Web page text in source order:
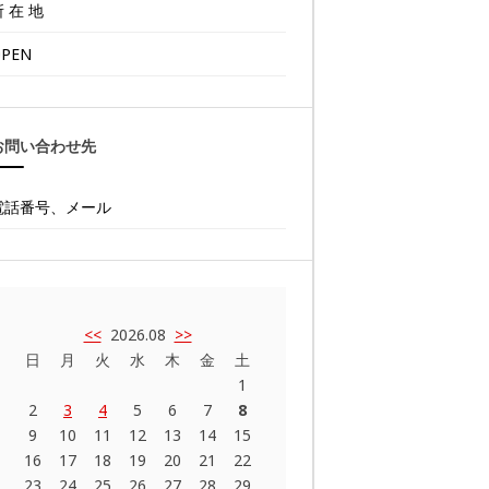
在 地
問い合わせ先
話番号、メール
<<2026.08 >>
日
2
9
16
月
3
10
17
火
4
11
18
水
5
12
19
木
6
13
20
金
7
14
21
土
1
8
15
22